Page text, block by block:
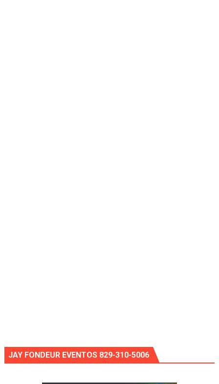
JAY FONDEUR EVENTOS 829-310-5006